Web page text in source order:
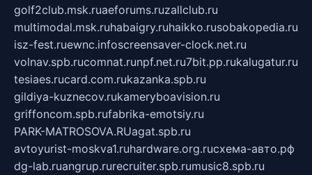
golf2club.msk.ruaeforums.ruzallclub.ru
multimodal.msk.ruhabaigry.ruhaikko.rusobakopedia.ru
isz-fest.ruewnc.infoscreensaver-clock.net.ru
volnav.spb.rucomnat.runpf.net.ru7bit.pp.rukalugatur.ru
tesiaes.rucard.com.rukazanka.spb.ru
gildiya-kuznecov.rukameryboavision.ru
griffoncom.spb.rufabrika-emotsiy.ru
PARK-MATROSOVA.RUagat.spb.ru
avtoyurist-moskva1.ruhardware.org.ruсхема-авто.рф
dg-lab.ruangrup.rurecruiter.spb.rumusic8.spb.ru